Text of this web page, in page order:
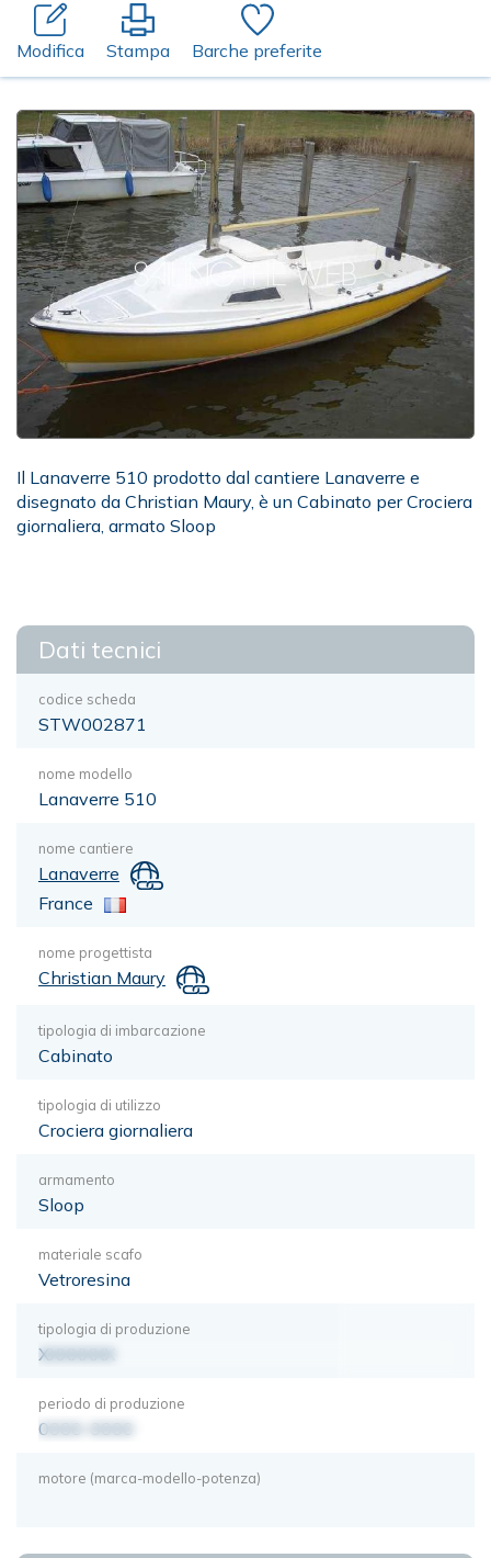
Modifica Stampa Barche preferite
Il Lanaverre 510 prodotto dal cantiere Lanaverre e
disegnato da Christian Maury, è un Cabinato per Crociera
giornaliera, armato Sloop
Dati tecnici
codice scheda
STW002871
nome modello
Lanaverre 510
nome cantiere
Lanaverre
France
nome progettista
Christian Maury
tipologia di imbarcazione
Cabinato
tipologia di utilizzo
Crociera giornaliera
armamento
Sloop
materiale scafo
Vetroresina
tipologia di produzione
XXXXXXX
periodo di produzione
0000-0000
motore (marca-modello-potenza)